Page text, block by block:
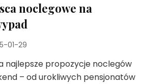
noclegowe na
01-29
najlepsze propozycje noclegów
– od urokliwych pensjonatów